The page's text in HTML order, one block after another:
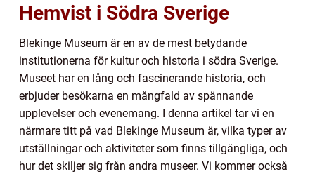
Hemvist i Södra Sverige
Blekinge Museum är en av de mest betydande
institutionerna för kultur och historia i södra Sverige.
Museet har en lång och fascinerande historia, och
erbjuder besökarna en mångfald av spännande
upplevelser och evenemang. I denna artikel tar vi en
närmare titt på vad Blekinge Museum är, vilka typer av
utställningar och aktiviteter som finns tillgängliga, och
hur det skiljer sig från andra museer. Vi kommer också